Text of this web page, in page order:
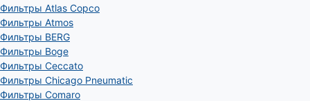
Фильтры Atlas Copco
Фильтры Atmos
Фильтры BERG
Фильтры Boge
Фильтры Ceccato
Фильтры Chicago Pneumatic
Фильтры Comaro